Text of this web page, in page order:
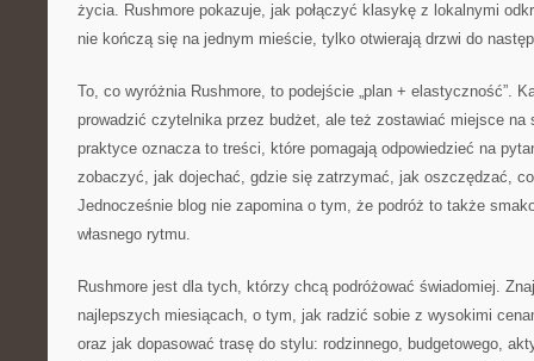
życia. Rushmore pokazuje, jak połączyć klasykę z lokalnymi
nie kończą się na jednym mieście, tylko otwierają drzwi do
To, co wyróżnia Rushmore, to podejście „plan + elastyczność”.
prowadzić czytelnika przez budżet, ale też zostawiać miejsce na
praktyce oznacza to treści, które pomagają odpowiedzieć na
zobaczyć, jak dojechać, gdzie się zatrzymać, jak oszczędzać,
Jednocześnie blog nie zapomina o tym, że podróż to także
własnego rytmu.
Rushmore jest dla tych, którzy chcą podróżować świadomiej.
najlepszych miesiącach, o tym, jak radzić sobie z wysokimi
oraz jak dopasować trasę do stylu: rodzinnego, budgetowego,